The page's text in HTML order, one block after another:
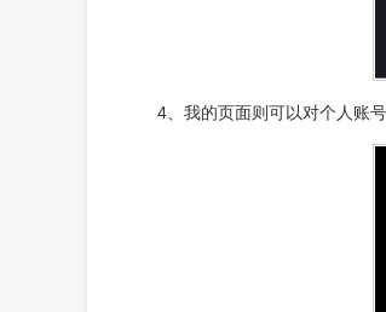
4、我的页面则可以对个人账号